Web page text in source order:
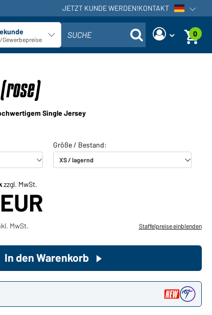
JETZT KUNDE WERDEN!KONTAKT
Kundentyp auswählen
SUCHE
Einloggen
Passwort
Sie möchten gerne für Ihren
Hier geht's zu unserem
E-Mail-Adresse:
Jetzt anfordern
Zurück
zum Login
0
Single Jersey
zzgl. MwSt.
MwSt. Staffelpreise einblenden
In den Warenkorb